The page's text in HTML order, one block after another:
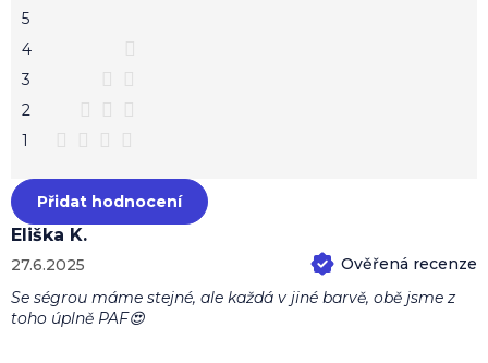
5
4
3
2
1
Přidat hodnocení
e
Eliška K.
Hodnocení produktu je 5 z 5 hvězdiček.
27.6.2025
Se ségrou máme stejné, ale každá v jiné barvě, obě jsme z
toho úplně PAF😍